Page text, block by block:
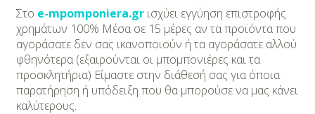
Υγεία – Ψυχολογία
Στο e-mpomponiera.grισχύει εγγύηση επιστροφής
χρημάτων 100% Μέσα σε 15 μέρες αν τα προϊόντα που
αγοράσατε δεν σας ικανοποιούν ή τα αγοράσατε αλλού
φθηνότερα (εξαιρούνται οι μπομπονιέρες και τα
προσκλητήρια) Είμαστε στην διάθεσή σας για όποια
παρατήρηση ή υπόδειξη που θα μπορούσε να μας κάνει
καλύτερους.